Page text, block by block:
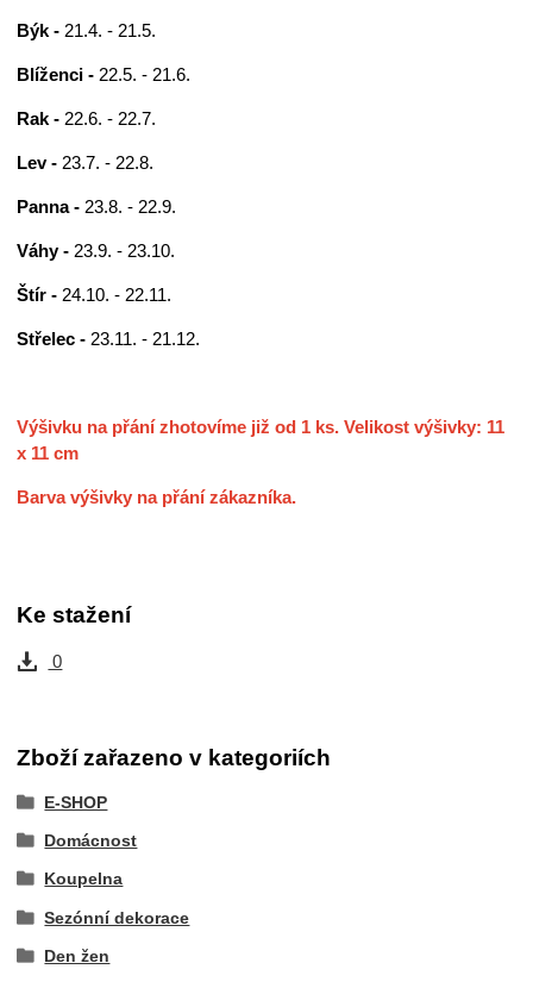
Býk - 21.4. - 21.5.
Blíženci - 22.5. - 21.6.
Rak - 22.6. - 22.7.
Lev - 23.7. - 22.8.
Panna - 23.8. - 22.9.
Váhy - 23.9. - 23.10.
Štír - 24.10. - 22.11.
Střelec - 23.11. - 21.12.
Výšivku na přání zhotovíme již od 1 ks. Velikost výšivky: 11
x 11 cm
Barva výšivky na přání zákazníka.
Ke stažení
0
Zboží zařazeno v kategoriích
E-SHOP
Domácnost
Koupelna
Sezónní dekorace
Den žen